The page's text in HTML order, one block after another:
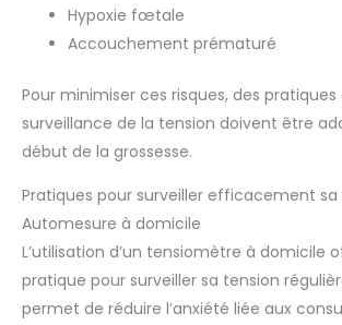
Hypoxie fœtale
Accouchement prématuré
Pour minimiser ces risques, des
surveillance de la tension doivent être
début de la grossesse.
Pratiques pour surveiller efficacement sa
Automesure à domicile
L’utilisation d’un tensiomètre à domicile
pratique pour surveiller sa tension
permet de réduire l’anxiété liée aux